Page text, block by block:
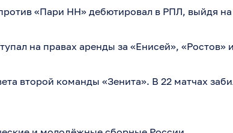
«Пари НН» дебютировал в РПЛ, выйдя
на правах аренды за «Енисей», «Ростов»
второй команды «Зенита». В 22 матчах